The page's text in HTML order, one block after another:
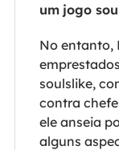
um jogo
No entanto,
soulslike,
contra
ele anseia
alguns